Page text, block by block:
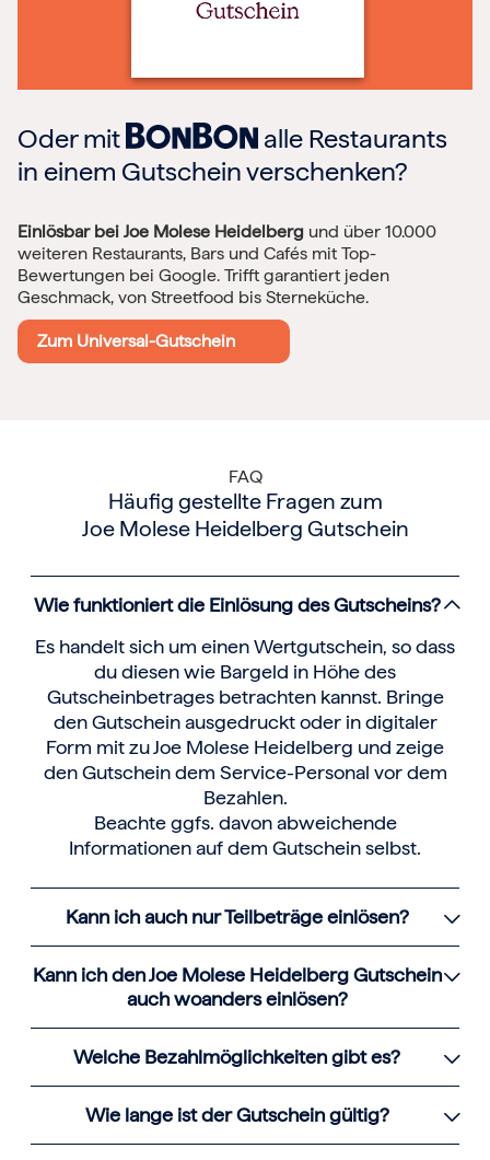
Oder mit
alle Restaurants
in einem Gutschein verschenken?
Einlösbar bei Joe Molese Heidelberg und über 10.000
weiteren Restaurants, Bars und Cafés mit Top-
Bewertungen bei Google. Trifft garantiert jeden
Geschmack, von Streetfood bis Sterneküche.
Zum Universal-Gutschein
FAQ
Häufig gestellte Fragen zum
Joe Molese Heidelberg Gutschein
Wie funktioniert die Einlösung des Gutscheins?
Es handelt sich um einen Wertgutschein, so dass
du diesen wie Bargeld in Höhe des
Gutscheinbetrages betrachten kannst. Bringe
den Gutschein ausgedruckt oder in digitaler
Form mit zu Joe Molese Heidelberg und zeige
den Gutschein dem Service-Personal vor dem
Bezahlen.
Beachte ggfs. davon abweichende
Informationen auf dem Gutschein selbst.
Kann ich auch nur Teilbeträge einlösen?
Kann ich den Joe Molese Heidelberg Gutschein
auch woanders einlösen?
Welche Bezahlmöglichkeiten gibt es?
Wie lange ist der Gutschein gültig?